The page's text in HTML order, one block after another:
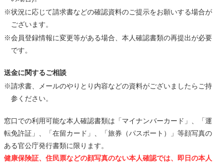
※状況に応じて請求書などの確認資料のご提示をお願いする場合が
ございます。
※会員登録情報に変更等がある場合、本人確認書類の再提出が必要
です。
送金に関するご相談
※請求書、メールのやりとり内容などの資料がございましたらご持
参ください。
窓口での利用可能な本人確認書類は「マイナンバーカード」、「運
転免許証」、「在留カード」、「旅券（パスポート）」等顔写真の
ある官公庁発行書類に限ります。
健康保険証、住民票などの顔写真のない本人確認では、即日の本人